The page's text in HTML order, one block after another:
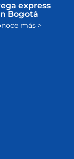
express
Bogotá
más >